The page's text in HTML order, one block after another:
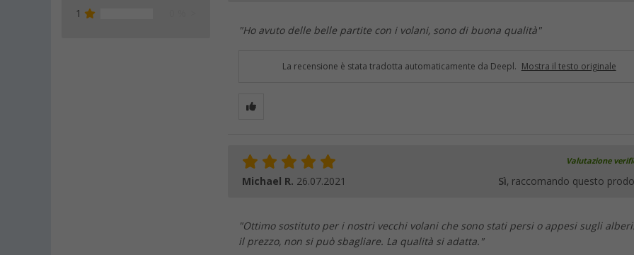
1
"Ho avuto delle belle partite con i volani, sono di buona qualità"
La recensione è stata tradotta automaticamente da Deepl. Mostra il testo originale
Valutazione
Michael R. 26.07.2021 Sì, raccomando questo
"Ottimo sostituto per i nostri vecchi volani che sono stati persi o appesi sugli
il prezzo, non si può sbagliare. La qualità si adatta."